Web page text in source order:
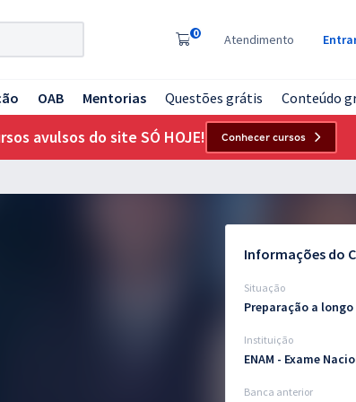
0 Atendimento
OAB Mentorias Questões grátis Conteúdo
avulsos do site SÓ HOJE! Conhecer cursos
Informações do
Situação
Preparação a
Instituição
ENAM - Exame
Banca anterior